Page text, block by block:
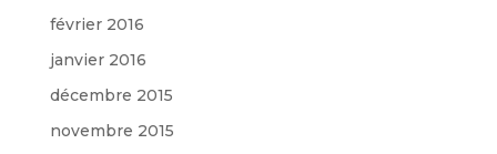
février 2016
janvier 2016
décembre 2015
novembre 2015